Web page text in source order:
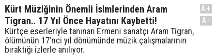
Kürt Müziğinin Önemli İsimlerinden Aram
Tigran.. 17 Yıl Önce Hayatını Kaybetti!
Kürtçe eserleriyle tanınan Ermeni sanatçı Aram Tigran,
ölümünün 17’nci yıl dönümünde müzik çalışmalarının
bıraktığı izlerle anılıyor.
A+
A-